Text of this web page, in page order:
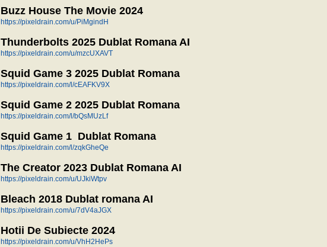
Buzz House The Movie 2024
https://pixeldrain.com/u/PiMgindH
Thunderbolts 2025 Dublat Romana AI
https://pixeldrain.com/u/mzcUXAVT
Squid Game 3 2025 Dublat Romana
https://pixeldrain.com/l/cEAFKV9X
Squid Game 2 2025 Dublat Romana
https://pixeldrain.com/l/bQsMUzLf
Squid Game 1 Dublat Romana
https://pixeldrain.com/l/zqkGheQe
The Creator 2023 Dublat Romana AI
https://pixeldrain.com/u/UJkiWtpv
Bleach 2018 Dublat romana AI
https://pixeldrain.com/u/7dV4aJGX
Hotii De Subiecte 2024
https://pixeldrain.com/u/VhH2HePs